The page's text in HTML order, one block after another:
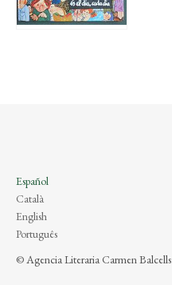
Español
Català
English
Português
© Agencia Literaria Carmen Balcells